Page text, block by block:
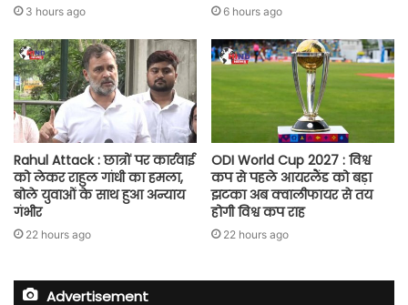
3 hours ago 6 hours ago
Rahul Attack : छात्रों पर कार्रवाई
को लेकर राहुल गांधी का हमला,
बोले युवाओं के साथ हुआ अन्याय
गंभीर
22 hours ago
ODI World Cup 2027 : विश्व
कप से पहले आयरलैंड को बड़ा
झटका अब क्वालीफायर से तय
होगी विश्व कप राह
22 hours ago
Advertisement